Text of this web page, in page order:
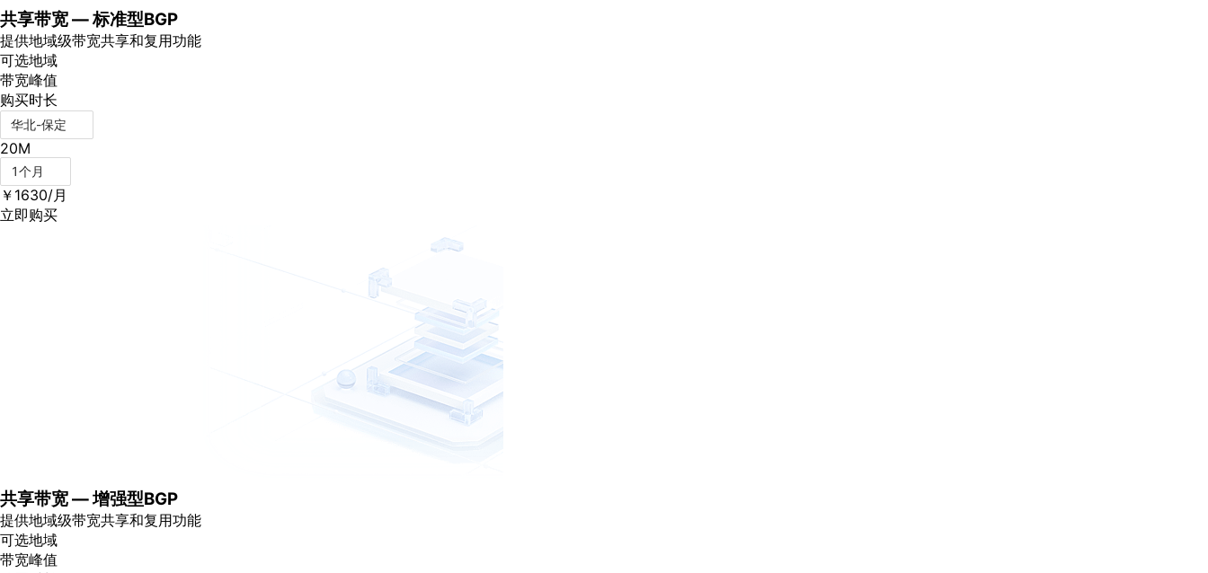
务
云
市
场
合
作
与
生
态
开
发
档
管
理
控
共享带宽 — 标准型BGP
提供地域级带宽共享和复用功能
可选地域
带宽峰值
购买时长
华北-保定
20M
1个月
￥ 1630/月
立即购买
共享带宽 — 增强型BGP
提供地域级带宽共享和复用功能
可选地域
带宽峰值